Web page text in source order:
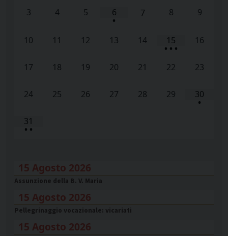
3 4 5 6
•
7 8 9
10 11 12 13 14 15
• • •
16
17 18 19 20 21 22 23
24 25 26 27 28 29 30
•
31
• •
15 Agosto 2026
Assunzione della B. V. Maria
15 Agosto 2026
Pellegrinaggio vocazionale: vicariati
15 Agosto 2026